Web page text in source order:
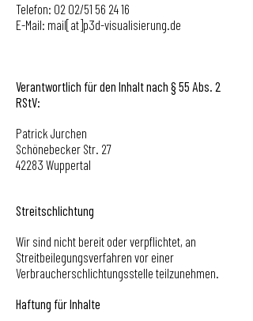
Telefon: 02 02/51 56 24 16
E-Mail: mail[at]p3d-visualisierung.de
Verantwortlich für den Inhalt nach § 55 Abs. 2
RStV:
Patrick Jurchen
Schönebecker Str. 27
42283 Wuppertal
Streitschlichtung
Wir sind nicht bereit oder verpflichtet, an
Streitbeilegungsverfahren vor einer
Verbraucherschlichtungsstelle teilzunehmen.
Haftung für Inhalte